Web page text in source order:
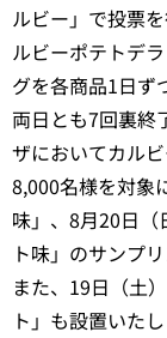
ルビー」で投票
ルビーポテトデ
グを各商品1日ず
両日とも7回裏終
ザにおいてカル
8,000名様を対象
味」、8月20日（
ト味」のサンプ
また、19日（土
ト」も設置いた